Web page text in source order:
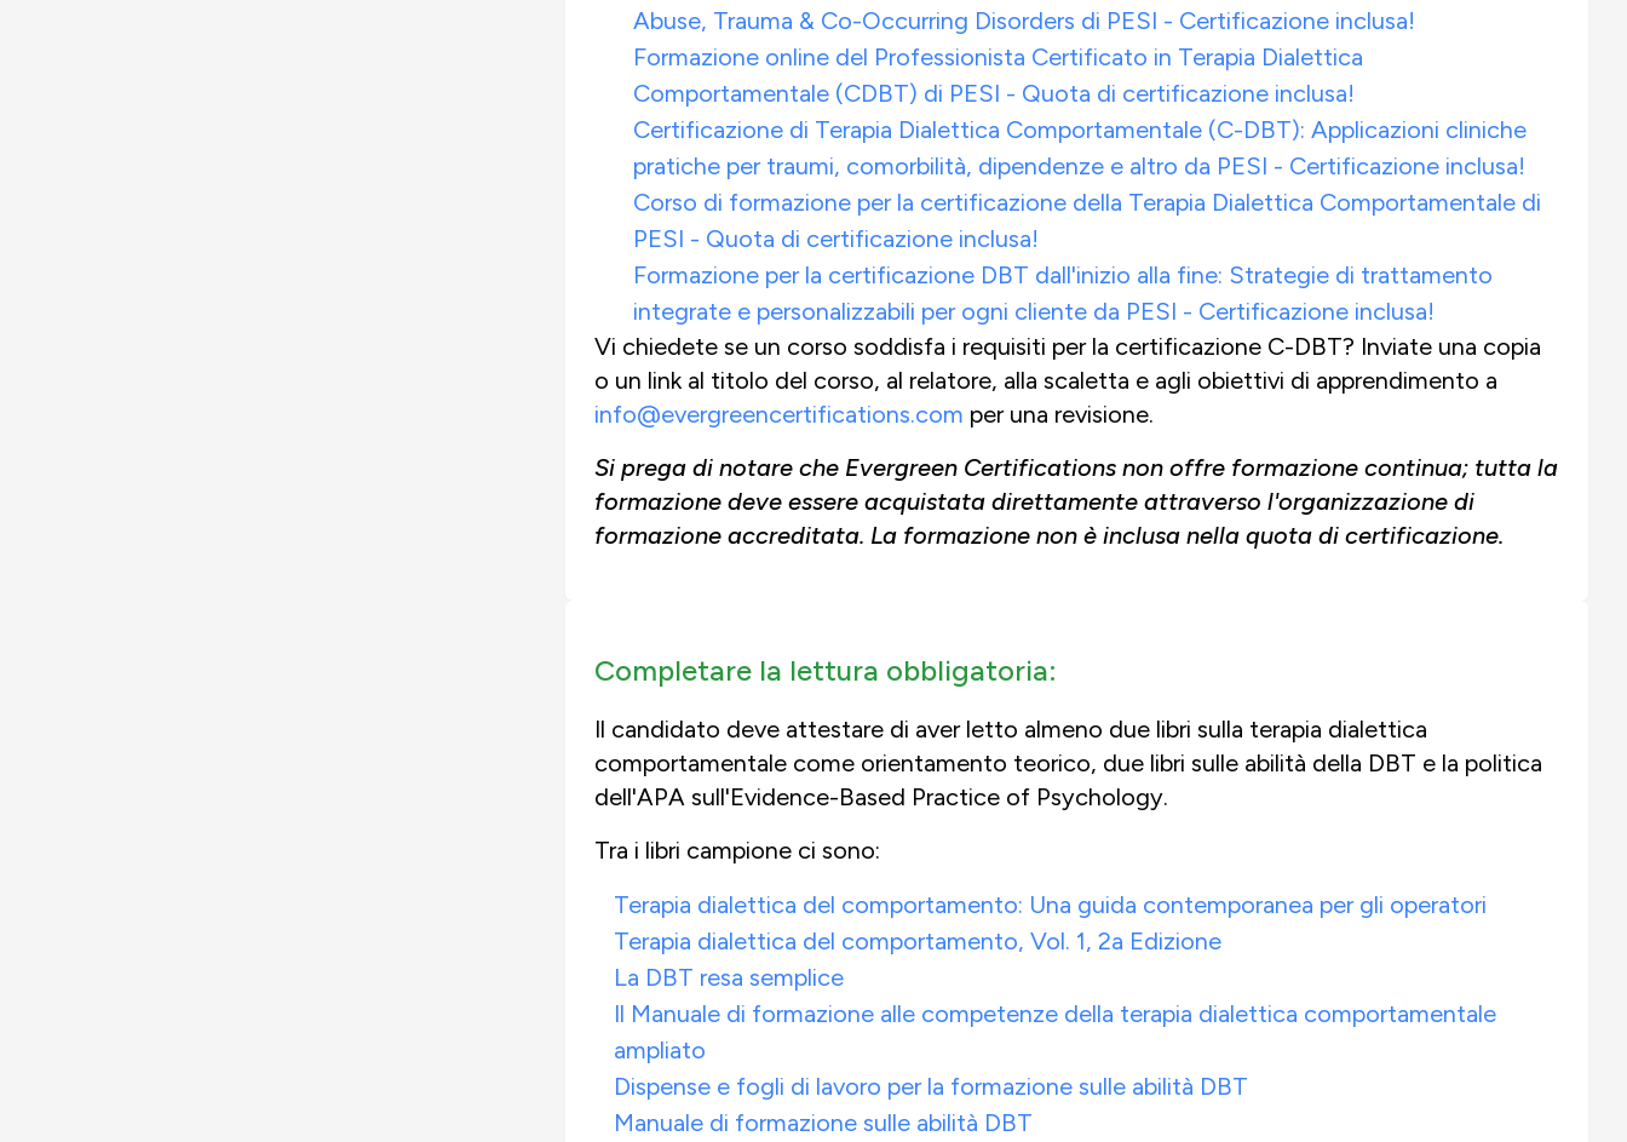
Abuse, Trauma & Co-Occurring Disorders di PESI - Certificazione inclusa!
Formazione online del Professionista Certificato in Terapia Dialettica
Comportamentale (CDBT) di PESI - Quota di certificazione inclusa!
Certificazione di Terapia Dialettica Comportamentale (C-DBT): Applicazioni cliniche
pratiche per traumi, comorbilità, dipendenze e altro da PESI - Certificazione inclusa!
Corso di formazione per la certificazione della Terapia Dialettica Comportamentale di
PESI - Quota di certificazione inclusa!
Formazione per la certificazione DBT dall'inizio alla fine: Strategie di trattamento
integrate e personalizzabili per ogni cliente da PESI - Certificazione inclusa!
Vi chiedete se un corso soddisfa i requisiti per la certificazione C-DBT? Inviate una copia
o un link al titolo del corso, al relatore, alla scaletta e agli obiettivi di apprendimento a
info@evergreencertifications.com per una revisione.
Si prega di notare che Evergreen Certifications non offre formazione continua; tutta la
formazione deve essere acquistata direttamente attraverso l'organizzazione di
formazione accreditata. La formazione non è inclusa nella quota di certificazione.
Completare la lettura obbligatoria:
Il candidato deve attestare di aver letto almeno due libri sulla terapia dialettica
comportamentale come orientamento teorico, due libri sulle abilità della DBT e la politica
dell'APA sull'Evidence-Based Practice of Psychology.
Tra i libri campione ci sono:
Terapia dialettica del comportamento: Una guida contemporanea per gli operatori
Terapia dialettica del comportamento, Vol. 1, 2a Edizione
La DBT resa semplice
Il Manuale di formazione alle competenze della terapia dialettica comportamentale
ampliato
Dispense e fogli di lavoro per la formazione sulle abilità DBT
Manuale di formazione sulle abilità DBT